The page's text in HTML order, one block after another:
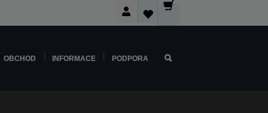
OBCHOD INFORMACE PODPORA